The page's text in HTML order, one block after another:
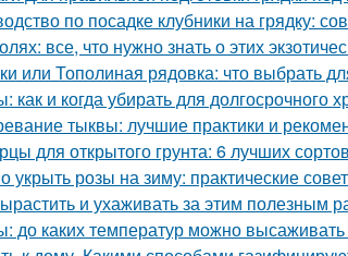
по посадке клубники на грядку:
все, что нужно знать о этих
или Тополиная рядовка: что выбрать
как и когда убирать для долгосрочного
тыквы: лучшие практики и
для открытого грунта: 6 лучших
укрыть розы на зиму: практические
и ухаживать за этим полезным
до каких температур можно